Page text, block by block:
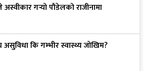
अस्वीकार गर्‍यो पौडेलको राजीनामा
असुविधा कि गम्भीर स्वास्थ्य जोखिम?